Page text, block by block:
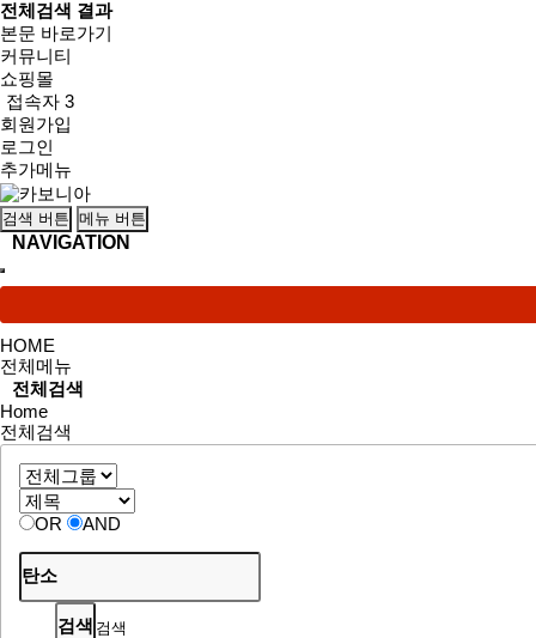
전체검색 결과
본문 바로가기
커뮤니티
쇼핑몰
접속자 3
회원가입
로그인
추가메뉴
검색 버튼 메뉴 버튼
NAVIGATION
HOME
전체메뉴
전체검색
Home
전체검색
OR AND
검색